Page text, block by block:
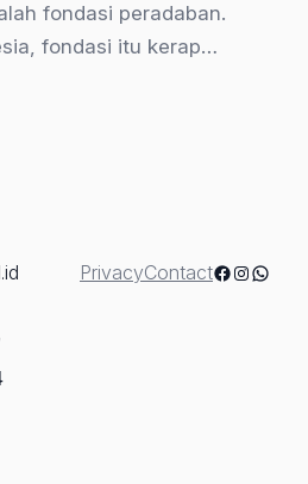
fondasi peradaban.
fondasi itu kerap…
PrivacyContactFacebook